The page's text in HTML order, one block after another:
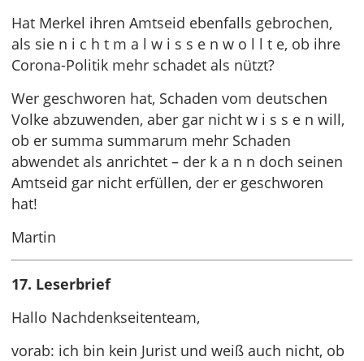
Hat Merkel ihren Amtseid ebenfalls gebrochen,
als sie n i c h t m a l w i s s e n w o l l t e, ob ihre
Corona-Politik mehr schadet als nützt?
Wer geschworen hat, Schaden vom deutschen
Volke abzuwenden, aber gar nicht w i s s e n will,
ob er summa summarum mehr Schaden
abwendet als anrichtet – der k a n n doch seinen
Amtseid gar nicht erfüllen, der er geschworen
hat!
Martin
17. Leserbrief
Hallo Nachdenkseitenteam,
vorab: ich bin kein Jurist und weiß auch nicht, ob